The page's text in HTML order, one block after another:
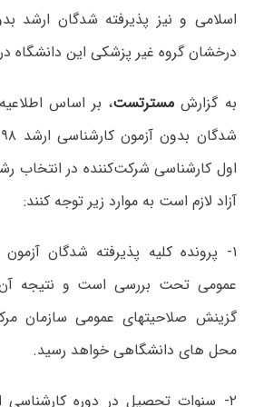
اسلامی و نیز پذیرفته شدگان ارشد
درخشان گروه غیر پزشکی این دانشگاه در سال ۹۸
به گزارش مسترتست، بر اساس اطلاعیه
اول کارشناسی شرکت‌کننده در انتخاب
آزاد لازم است به موارد زیر توجه کنند:
۱- پرونده کلیه پذیرفته شدگان
عمومی تحت بررسی است و نتیجه آن
گزینش صلاحیتهای عمومی سازمان
محل های دانشگاهی خواهد رسید.
۲- سنوات تحصیل در دوره کارشناسی